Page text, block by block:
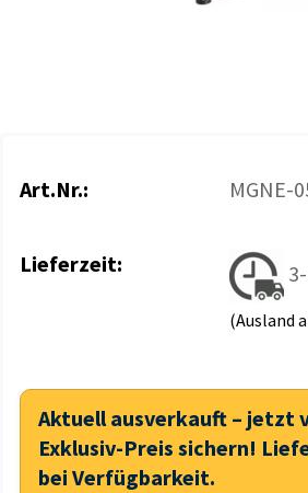
Art.Nr.: MGNE-
Lieferzeit:
(Ausland
Aktuell ausverkauft – jetzt
Exklusiv-Preis sichern!
bei Verfügbarkeit.